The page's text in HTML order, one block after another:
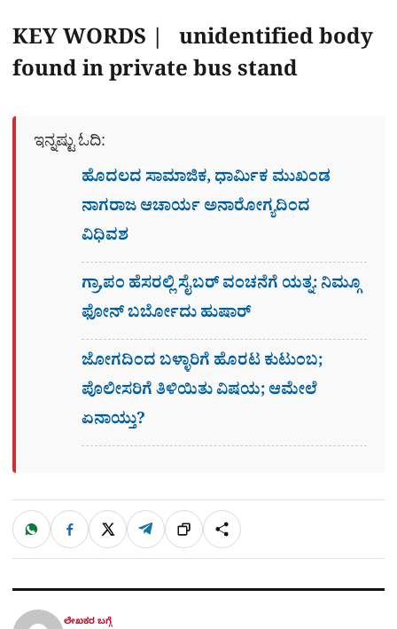
KEY WORDS | unidentified body
found in private bus stand
ಇನ್ನಷ್ಟು ಓದಿ:
ಹೊದಲದ ಸಾಮಾಜಿಕ, ಧಾರ್ಮಿಕ ಮುಖಂಡ
ನಾಗರಾಜ ಆಚಾರ್ಯ ಅನಾರೋಗ್ಯದಿಂದ
ವಿಧಿವಶ
ಗ್ರಾ,ಪಂ ಹೆಸರಲ್ಲಿ ಸೈಬ‌ರ್ ವಂಚನೆಗೆ ಯತ್ನ: ನಿಮ್ಗೂ
ಫೋನ್​ ಬರ್ಬೋದು ಹುಷಾರ್​​
ಜೋಗದಿಂದ ಬಳ್ಳಾರಿಗೆ ಹೊರಟ ಕುಟುಂಬ;
ಪೊಲೀಸರಿಗೆ ತಿಳಿಯಿತು ವಿಷಯ; ಆಮೇಲೆ
ಏನಾಯ್ತು?
ಹಂಚಿಕೊಳ್ಳಿ
W
a
t
p
F
c
e
k
X T
l
e
m
ಲಿಂ
ಕ್
S
h
a
ಲೇಖಕರ ಬಗ್ಗೆ